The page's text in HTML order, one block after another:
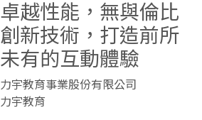
卓越性能，無與倫比
創新技術，打造前所
未有的互動體驗
力宇教育事業股份有限公司
力宇教育